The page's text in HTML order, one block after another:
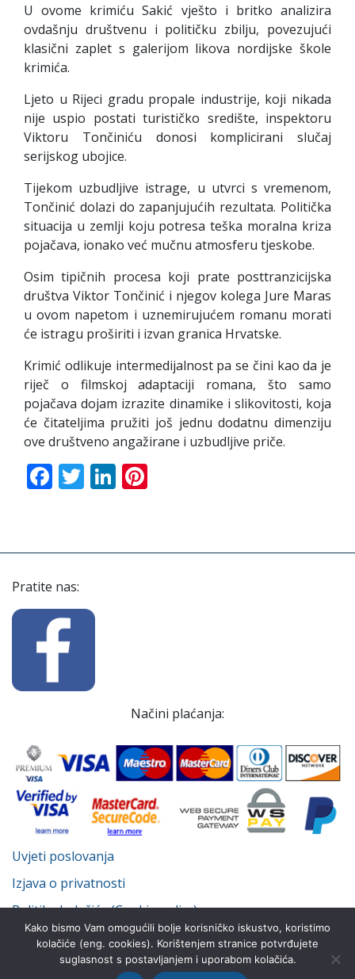
U ovome krimiću Sakić vješto i britko analizira
ovdašnju društvenu i političku zbilju, povezujući
klasični zaplet s galerijom likova nordijske škole
krimića.
Ljeto u Rijeci gradu propale industrije, koji nikada
nije uspio postati turističko središte, inspektoru
Viktoru Tončiniću donosi komplicirani slučaj
serijskog ubojice.
Tijekom uzbudljive istrage, u utvrci s vremenom,
Tončinić dolazi do zapanjujućih rezultata. Politička
situacija u zemlji koju potresa teška moralna kriza
pojačava, ionako već mučnu atmosferu tjeskobe.
Osim tipičnih procesa koji prate posttranzicijska
društva Viktor Tončinić i njegov kolega Jure Maras
u ovom napetom i uznemirujućem romanu morati
će istragu proširiti i izvan granica Hrvatske.
Krimić odlikuje intermedijalnost pa se čini kao da je
riječ o filmskoj adaptaciji romana, što samo
pojačava dojam izrazite dinamike i slikovitosti, koja
će čitateljima pružiti još jednu dodatnu dimenziju
ove društveno angažirane i uzbudljive priče.
Facebook
TwitterLinkedIn
Pratite nas:
Načini plaćanja:
Uvjeti poslovanja
Izjava o privatnosti
Politika kolačića (Cookie policy)
Kako bismo Vam omogućili bolje korisničko iskustvo, koristimo
kolačiće (eng. cookies). Korištenjem stranice potvrđujete
suglasnost s postavljanjem i uporabom kolačića.